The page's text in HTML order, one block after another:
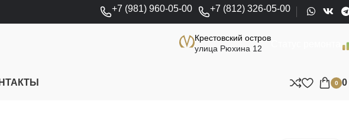
+7 (981) 960-05-00 +7 (812) 326-05-00
Крестовский остров
улица Рюхина 12
0 0